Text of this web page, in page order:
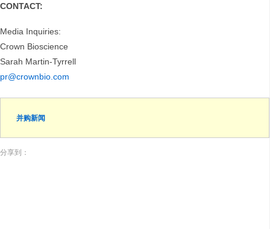
CONTACT:
Media Inquiries:
Crown Bioscience
Sarah Martin-Tyrrell
pr@crownbio.com
并购新闻
分享到：